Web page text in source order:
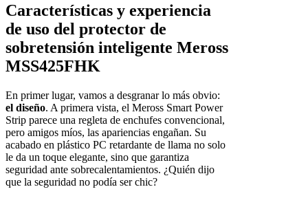
Características y experiencia
de uso del protector de
sobretensión inteligente Meross
MSS425FHK
En primer lugar, vamos a desgranar lo más obvio:
el diseño. A primera vista, el Meross Smart Power
Strip parece una regleta de enchufes convencional,
pero amigos míos, las apariencias engañan. Su
acabado en plástico PC retardante de llama no solo
le da un toque elegante, sino que garantiza
seguridad ante sobrecalentamientos. ¿Quién dijo
que la seguridad no podía ser chic?